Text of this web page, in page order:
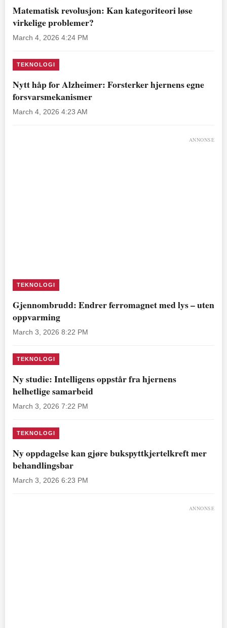
Matematisk revolusjon: Kan kategoriteori løse
virkelige problemer?
March 4, 2026 4:24 PM
TEKNOLOGI
Nytt håp for Alzheimer: Forsterker hjernens egne
forsvarsmekanismer
March 4, 2026 4:23 AM
ANNONSE
TEKNOLOGI
Gjennombrudd: Endrer ferromagnet med lys – uten
oppvarming
March 3, 2026 8:22 PM
TEKNOLOGI
Ny studie: Intelligens oppstår fra hjernens
helhetlige samarbeid
March 3, 2026 7:22 PM
TEKNOLOGI
Ny oppdagelse kan gjøre bukspyttkjertelkreft mer
behandlingsbar
March 3, 2026 6:23 PM
ANNONSE